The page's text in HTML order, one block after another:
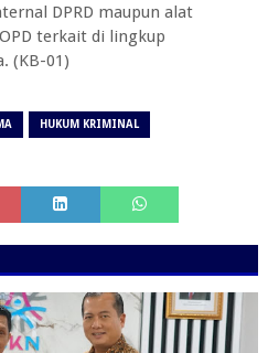
DPRD maupun alat
terkait di lingkup
(KB-01)
HUKUM KRIMINAL